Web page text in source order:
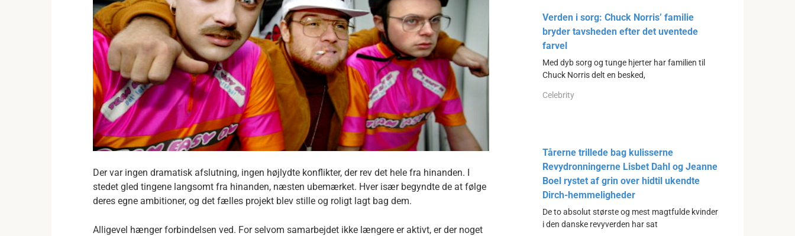
Der var ingen dramatisk afslutning, ingen højlydte konflikter, der rev det hele fra hinanden. I
stedet gled tingene langsomt fra hinanden, næsten ubemærket. Hver især begyndte de at følge
deres egne ambitioner, og det fælles projekt blev stille og roligt lagt bag dem.
Alligevel hænger forbindelsen ved. For selvom samarbejdet ikke længere er aktivt, er der noget
Verden i sorg: Chuck Norris’ familie
bryder tavsheden efter det uventede
farvel
Med dyb sorg og tunge hjerter har familien til
Chuck Norris delt en besked,
Celebrity
Tårerne trillede bag kulisserne
Revydronningerne Lisbet Dahl og Jeanne
Boel rystet af grin over hidtil ukendte
Dirch-hemmeligheder
De to absolut største og mest magtfulde kvinder
i den danske revyverden har sat